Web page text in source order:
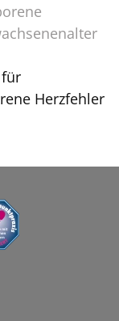
Herzfehler